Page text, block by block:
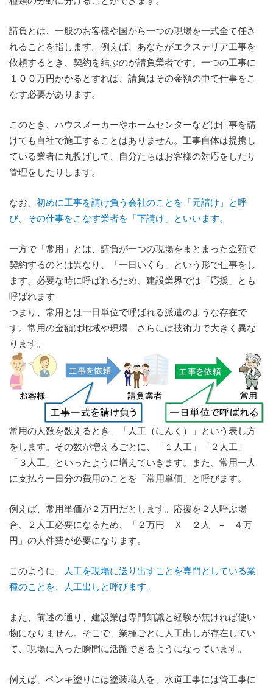
請負とは、一般のお客様や国から一つの現場を一式全て任さ
れることを指します。例えば、あなたがエクステリア工事を
依頼するとき、契約を結ぶのが請負業者です。一つの工事に
１００万円かかるとすれば、請負はその金額の中で仕事をこ
なす必要があります。
このとき、ハウスメーカーやホームセンターなどは仕事を請
けても自社で施工することはありません。工事自体は提携し
ている業者に丸投げして、自分たちはお客様の対応をしたり
管理をしたりします。
なお、 初めに工事を請け負う会社のことを「元請け」と呼
び、その仕事をこなす業者を「下請け」といいます。
一方で「常用」とは、請負が一つの現場をまとまった金額で
契約するのとは異なり、「一日いくら」という形で仕事をし
ます。必要な時に呼ばれるため、建設業界では「応援」とも
呼ばれます
つまり、常用とは一日単位で呼ばれる派遣のような存在で
す。常用の金額は地域や現場、さらには技術力で大きく異な
ります。
常用の人数を数えるとき、「人工（にんく）」という表し方
をします。その数が増えるごとに、「１人工」「２人工」
「３人工」といったように増えていきます。また、常用一人
に支払う一日分の費用のことを「常用単価」と呼びます。
例えば、常用単価が２万円だとします。応援を２人呼ぶ場
合、２人工必要になるため、「２万円 Ｘ ２人 = ４万
円」の人件費が必要になります。
このように、
人工を現場に送り出すことを専門としている業
種のことを、人工出しと呼びます。
また、前述の通り、建設業は専門知識と経験が無ければ使い
物になりません。そこで、業種ごとに人工出しが存在してい
て、現場に入った瞬間に活躍できるようになっています。
例えば、ペンキ塗りには塗装職人を、水道工事には管工事に